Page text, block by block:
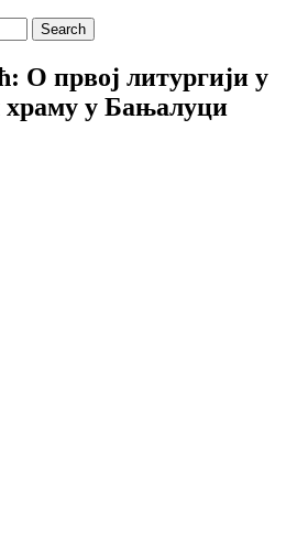
О првој литургији у
храму у Бањалуци